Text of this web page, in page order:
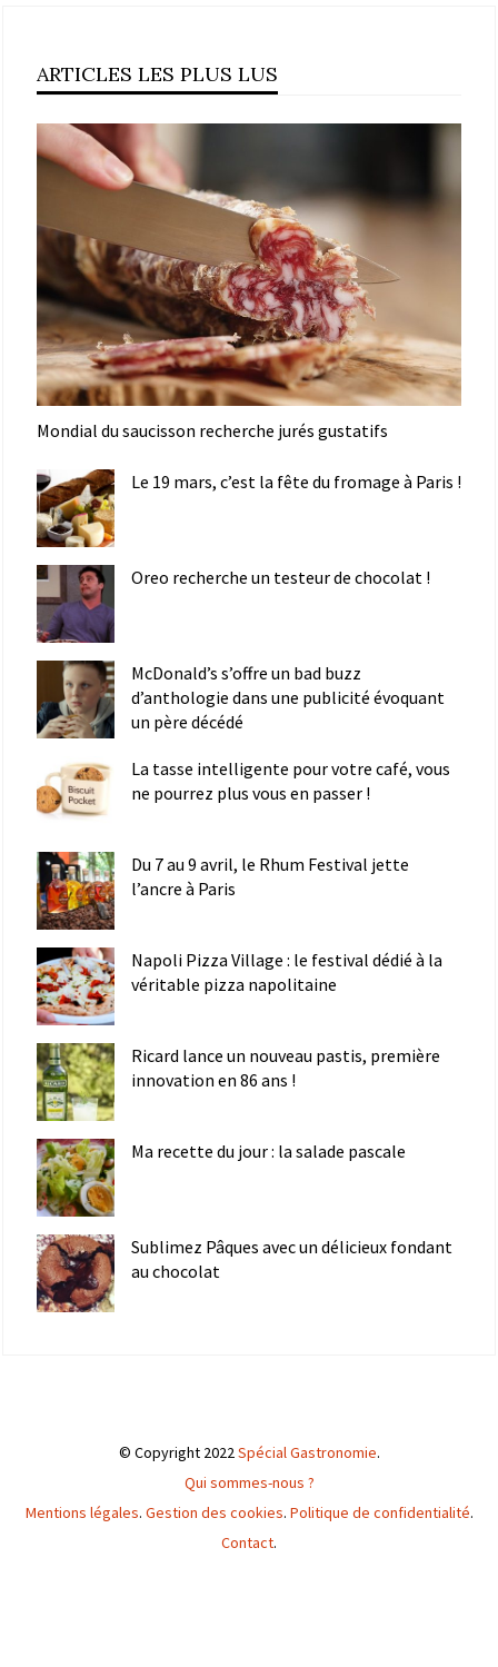
ARTICLES LES PLUS LUS
Mondial du saucisson recherche jurés gustatifs
Le 19 mars, c’est la fête du fromage à Paris !
Oreo recherche un testeur de chocolat !
McDonald’s s’offre un bad buzz
d’anthologie dans une publicité évoquant
un père décédé
La tasse intelligente pour votre café, vous
ne pourrez plus vous en passer !
Du 7 au 9 avril, le Rhum Festival jette
l’ancre à Paris
Napoli Pizza Village : le festival dédié à la
véritable pizza napolitaine
Ricard lance un nouveau pastis, première
innovation en 86 ans !
Ma recette du jour : la salade pascale
Sublimez Pâques avec un délicieux fondant
au chocolat
© Copyright 2022Spécial Gastronomie.
Qui sommes-nous ?
Mentions légales. Gestion des cookies. Politique de confidentialité.
Contact.